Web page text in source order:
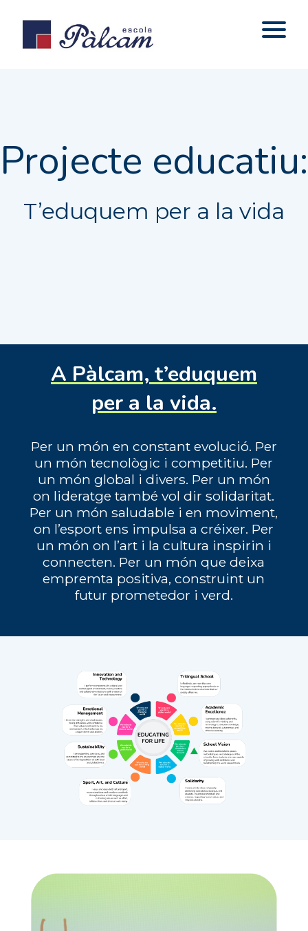
Projecte educatiu:
T’eduquem per a la vida
A Pàlcam, t’eduquem
per a la vida.
Per un món en constant evolució. Per
un món tecnològic i competitiu. Per
un món global i divers. Per un món
on lideratge també vol dir solidaritat.
Per un món saludable i en moviment,
on l’esport ens impulsa a créixer. Per
un món on l’art i la cultura inspirin i
connecten. Per un món que deixa
empremta positiva, construint un
futur prometedor i verd.